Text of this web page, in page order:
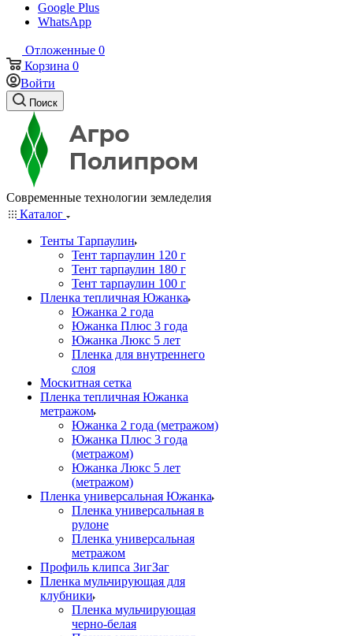
Google Plus
WhatsApp
Отложенные 0
Корзина 0
Войти
Поиск
Современные технологии земледелия
Каталог
Тенты Тарпаулин
Тент тарпаулин 120 г
Тент тарпаулин 180 г
Тент тарпаулин 100 г
Пленка тепличная Южанка
Южанка 2 года
Южанка Плюс 3 года
Южанка Люкс 5 лет
Пленка для внутреннего
слоя
Москитная сетка
Пленка тепличная Южанка
метражом
Южанка 2 года (метражом)
Южанка Плюс 3 года
(метражом)
Южанка Люкс 5 лет
(метражом)
Пленка универсальная Южанка
Пленка универсальная в
рулоне
Пленка универсальная
метражом
Профиль клипса ЗигЗаг
Пленка мульчирующая для
клубники
Пленка мульчирующая
черно-белая